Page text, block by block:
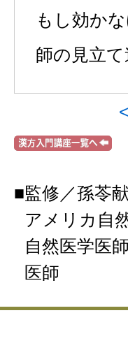
もし効か
師の見立
■監修／孫苓
アメリカ自
自然医学医
医師